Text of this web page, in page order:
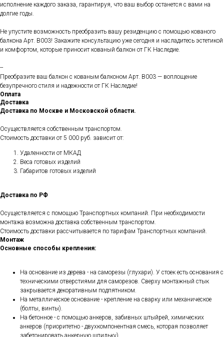
исполнение каждого заказа, гарантируя, что ваш выбор останется с вами на
долгие годы.
Не упустите возможность преобразить вашу резиденцию с помощью кованого
балкона Арт. B003! Закажите консультацию уже сегодня и насладитесь эстетикой
и комфортом, которые приносит кованый балкон от ГК Наследие.
--
Преобразите ваш балкон с кованым балконом Арт. B003 — воплощение
безупречного стиля и надежности от ГК Наследие!
Оплата
Доставка
Доставка по Москве и Московской области.
Осуществляется собственным транспортом.
Стоимость доставки от 5 000 руб. зависит от:
Удаленности от МКАД
Веса готовых изделий
Габаритов готовых изделий
Доставка по РФ
Осуществляется с помощью Транспортных компаний. При необходимости
монтажа возможна доставка собственным транспортом.
Стоимость доставки рассчитывается по тарифам Транспортных компаний.
Монтаж
Основные способы крепления:
На основание из дерева - на саморезы (глухари). У стоек есть основания с
техническими отверстиями для саморезов. Сверху монтажный стык
закрывается декоративным подпятником.
На металлическое основание - крепление на сварку или механическое
(болты, винты).
На бетонное - с помощью анкеров, забивных штыйрей, химических
анкеров (приоритетно - двухкомпонентная смесь, которая позволяет